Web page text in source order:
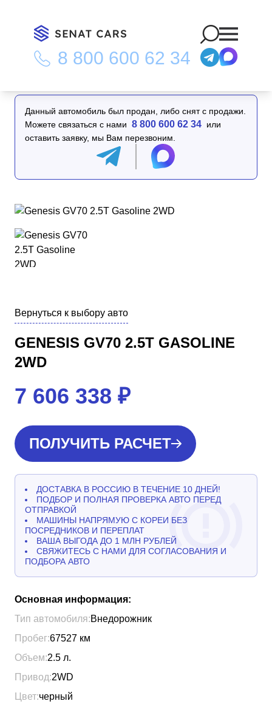
8 800 600 62 34
Главная Каталог/Genesis GV70 2.5T Gasoline 2WD
Данный автомобиль был продан, либо снят с продажи.
Можете связаться с нами 8 800 600 62 34 или
оставить заявку, мы Вам перезвоним.
Вернуться к выбору авто
GENESIS GV70 2.5T GASOLINE
2WD
7 606 338 ₽
ПОЛУЧИТЬ РАСЧЕТ
ДОСТАВКА В РОССИЮ В ТЕЧЕНИЕ 10 ДНЕЙ!
ПОДБОР И ПОЛНАЯ ПРОВЕРКА АВТО ПЕРЕД
ОТПРАВКОЙ
МАШИНЫ НАПРЯМУЮ С КОРЕИ БЕЗ
ПОСРЕДНИКОВ И ПЕРЕПЛАТ
ВАША ВЫГОДА ДО 1 МЛН РУБЛЕЙ
СВЯЖИТЕСЬ С НАМИ ДЛЯ СОГЛАСОВАНИЯ И
ПОДБОРА АВТО
Основная информация:
Тип автомобиля:Внедорожник
Пробег:67527 км
Объем:2.5 л.
Привод:2WD
Цвет:черный